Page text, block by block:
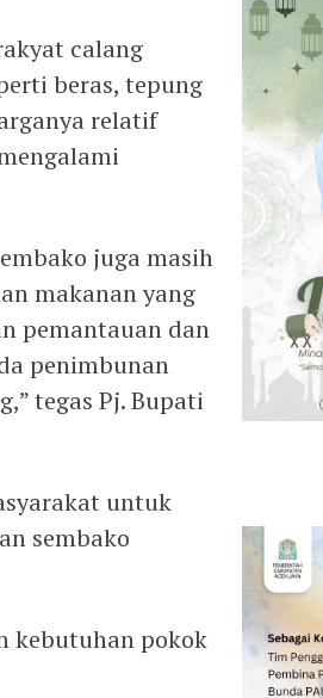
calang
beras, tepung
relatif
juga masih
makanan yang
pemantauan dan
penimbunan
tegas Pj. Bupati
untuk
sembako
kebutuhan pokok